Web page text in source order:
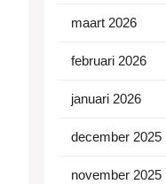
maart 2026
februari 2026
januari 2026
december 2025
november 2025